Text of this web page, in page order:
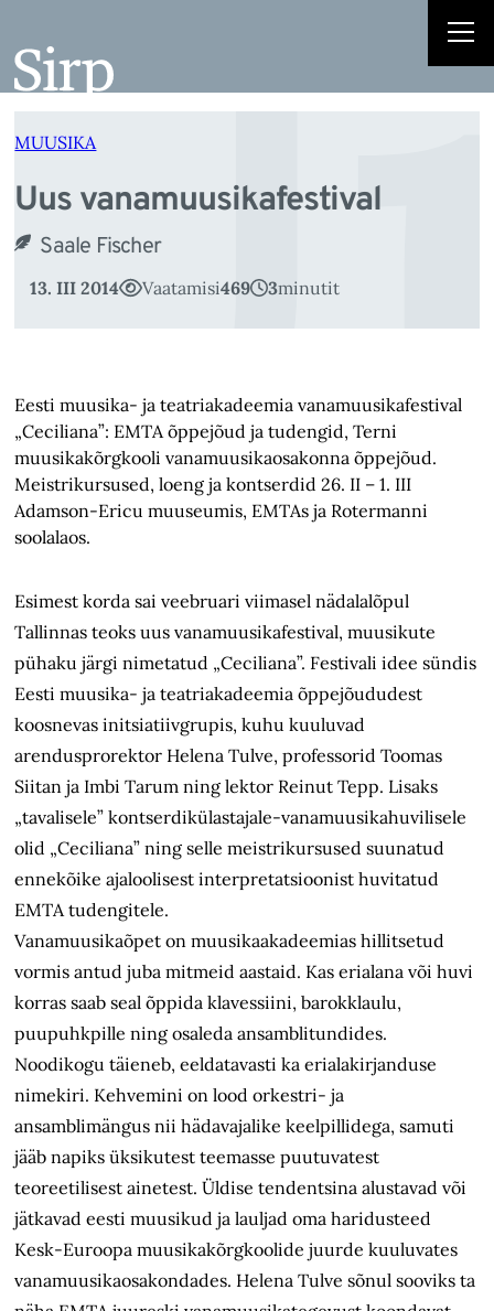
juurde
MUUSIKA
Uus vanamuusikafestival
Saale Fischer
13. III 2014 Vaatamisi469 3minutit
Eesti muusika- ja teatriakadeemia vanamuusikafestival
„Ceciliana”: EMTA õppejõud ja tudengid, Terni
muusikakõrgkooli vanamuusikaosakonna õppejõud.
Meistrikursused, loeng ja kontserdid 26. II – 1. III
Adamson-Ericu muuseumis, EMTAs ja Rotermanni
soolalaos.
Esimest korda sai veebruari viimasel nädalalõpul
Tallinnas teoks uus vanamuusikafestival, muusikute
pühaku järgi nimetatud „Ceciliana”. Festivali idee sündis
Eesti muusika- ja teatriakadeemia õppejõududest
koosnevas initsiatiivgrupis, kuhu kuuluvad
arendusprorektor Helena Tulve, professorid Toomas
Siitan ja Imbi Tarum ning lektor Reinut Tepp. Lisaks
„tavalisele” kontserdikülastajale-vanamuusikahuvilisele
olid „Ceciliana” ning selle meistrikursused suunatud
ennekõike ajaloolisest interpretatsioonist huvitatud
EMTA tudengitele.
Vanamuusikaõpet on muusika­akadeemias hillitsetud
vormis antud juba mitmeid aastaid. Kas erialana või huvi
korras saab seal õppida klavessiini, barokklaulu,
puupuhkpille ning osaleda ansamblitundides.
Noodikogu täieneb, eeldatavasti ka erialakirjanduse
nimekiri. Kehvemini on lood orkestri- ja
ansamblimängus nii hädavajalike keelpillidega, samuti
jääb napiks üksikutest teemasse puutuvatest
teoreetilisest ainetest. Üldise tendentsina alustavad või
jätkavad eesti muusikud ja lauljad oma haridusteed
Kesk-Euroopa muusikakõrgkoolide juurde kuuluvates
vanamuusikaosakondades. Helena Tulve sõnul sooviks ta